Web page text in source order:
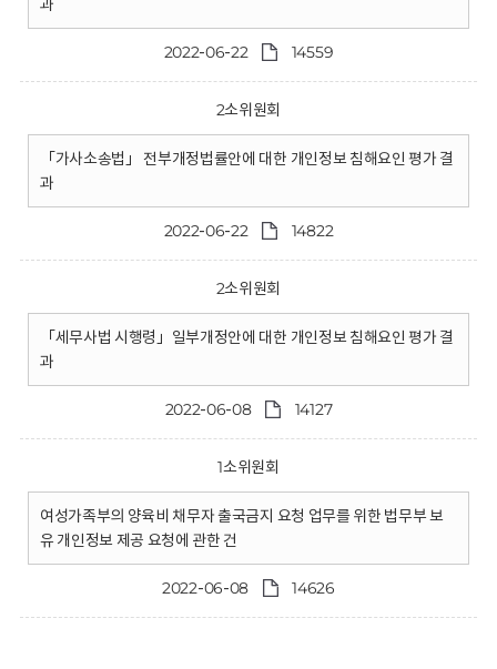
과
2022-06-22 14559
2소위원회
「가사소송법」 전부개정법률안에 대한 개인정보 침해요인 평가 결
과
2022-06-22 14822
2소위원회
「세무사법 시행령」일부개정안에 대한 개인정보 침해요인 평가 결
과
2022-06-08 14127
1소위원회
여성가족부의 양육비 채무자 출국금지 요청 업무를 위한 법무부 보
유 개인정보 제공 요청에 관한 건
2022-06-08 14626